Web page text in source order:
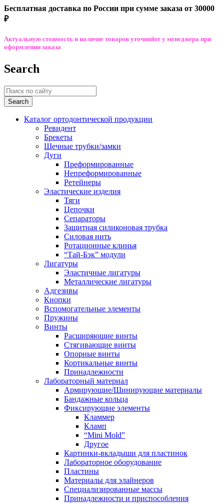
Бесплатная доставка по России при сумме заказа от 30000
₽
Актуальную стоимость и наличие товаров уточняйте у менеджера при
оформлении заказа
Search
Каталог ортодонтической продукции
Ревидент
Брекеты
Щечные трубки/замки
Дуги
Преформированные
Непреформированные
Ретейнеры
Эластические изделия
Тяги
Цепочки
Сепараторы
Защитная силиконовая трубка
Силовая нить
Ротационные клинья
“Тай-Бэк” модули
Лигатуры
Эластичные лигатуры
Металлические лигатуры
Адгезивы
Кнопки
Вспомогательные элементы
Пружины
Винты
Расширяющие винты
Стягивающие винты
Опорные винты
Кортикальные винты
Принадлежности
Лабораторный материал
Армирующие/Шинирующие материалы
Бандажные кольца
Фиксирующие элементы
Кламмер
Кламп
“Mini Mold”
Другое
Картинки-вкладыши для пластинок
Лабораторное оборудование
Пластины
Материалы для элайнеров
Специализированные массы
Принадлежности и приспособления